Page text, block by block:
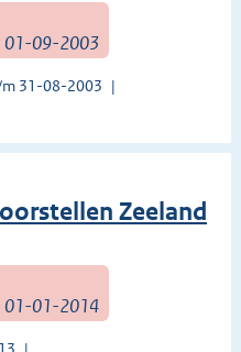
01-09-2003
31-08-2003
Zeeland
01-01-2014